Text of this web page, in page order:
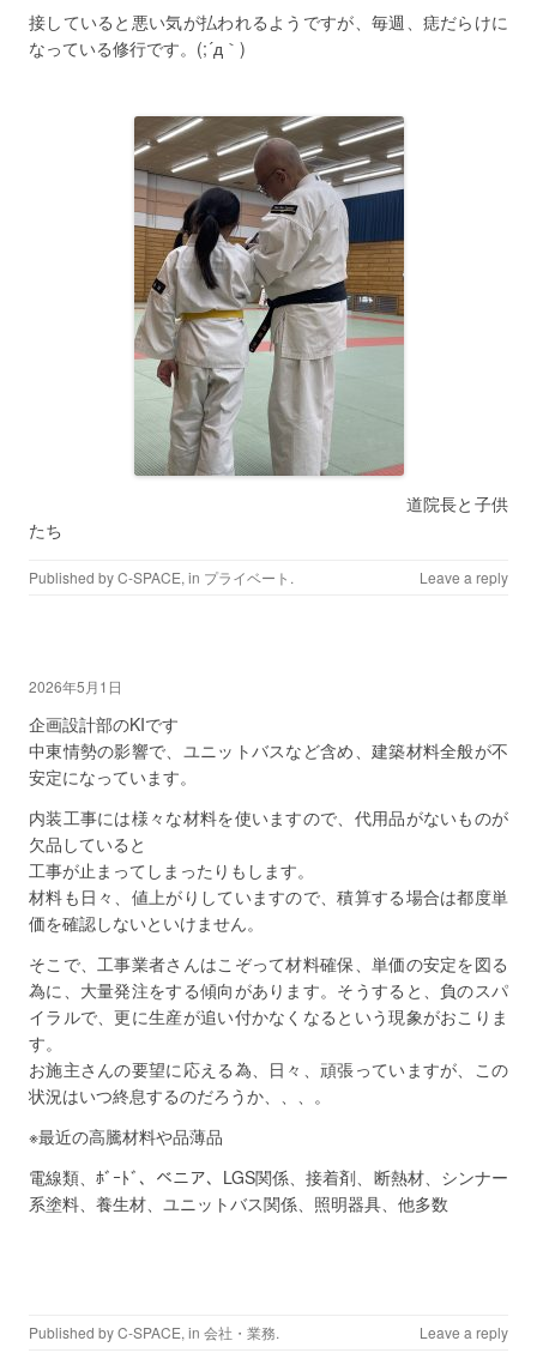
接していると悪い気が払われるようですが、毎週、痣だらけに
なっている修行です。(;´д｀)
道院長と子供
たち
Published byC-SPACE, in プライベート . Leave a reply
2026年5月1日
企画設計部のKIです
中東情勢の影響で、ユニットバスなど含め、建築材料全般が不
安定になっています。
内装工事には様々な材料を使いますので、代用品がないものが
欠品していると
工事が止まってしまったりもします。
材料も日々、値上がりしていますので、積算する場合は都度単
価を確認しないといけません。
そこで、工事業者さんはこぞって材料確保、単価の安定を図る
為に、大量発注をする傾向があります。そうすると、負のスパ
イラルで、更に生産が追い付かなくなるという現象がおこりま
す。
お施主さんの要望に応える為、日々、頑張っていますが、この
状況はいつ終息するのだろうか、、、。
※最近の高騰材料や品薄品
電線類、ﾎﾞｰﾄﾞ、ベニア、LGS関係、接着剤、断熱材、シンナー
系塗料、養生材、ユニットバス関係、照明器具、他多数
Published byC-SPACE, in 会社・業務. Leave a reply